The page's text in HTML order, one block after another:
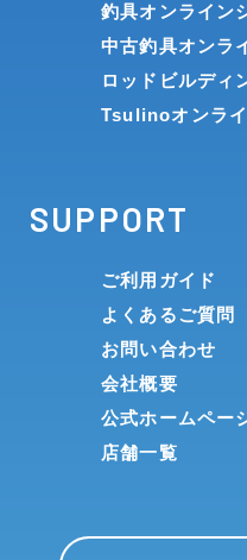
釣具オンライン
中古釣具オンラ
ロッドビルディ
Tsulinoオンラ
SUPPORT
ご利用ガイド
よくあるご質問
お問い合わせ
会社概要
公式ホームペー
店舗一覧